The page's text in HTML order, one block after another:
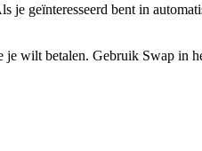
geïnteresseerd bent in
wilt betalen. Gebruik Swap in